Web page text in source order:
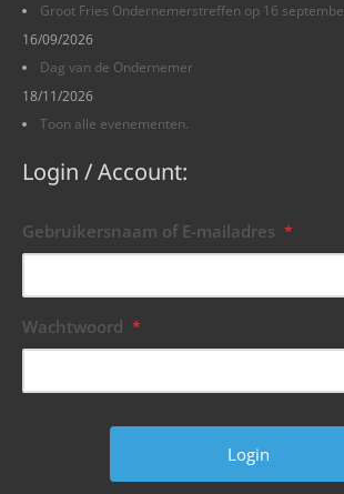
Groot Fries Ondernemerstreffen op 16
16/09/2026
Dag van de Ondernemer
18/11/2026
Toon alle evenementen.
Login / Account:
Gebruikersnaam of E-mailadres *
Wachtwoord *